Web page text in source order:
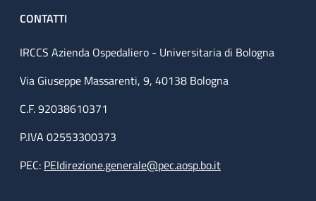
CONTATTI
IRCCS Azienda Ospedaliero - Universitaria di Bologna
Via Giuseppe Massarenti, 9, 40138 Bologna
C.F. 92038610371
P.IVA 02553300373
PEC: PEIdirezione.generale@pec.aosp.bo.it